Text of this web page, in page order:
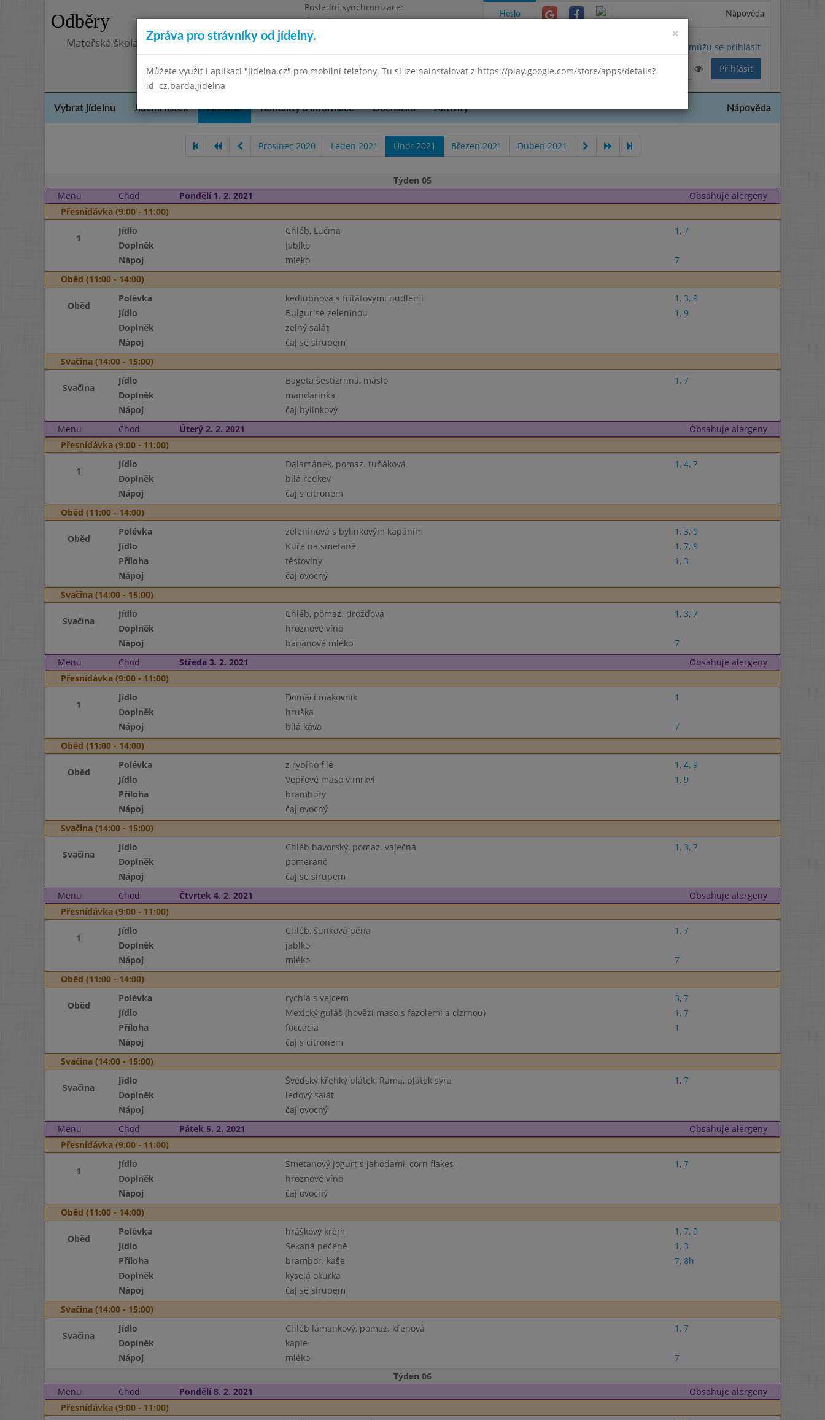
Odběry
Poslední synchronizace:
Čtvrtek 23.10.2025 10:51
Mateřská škola, Praha 5 - Hlubočepy, Hlubočepská 90, příspěvková organizace DEMO
Heslo Nápověda
Nemůžu se přihlásit
Vybrat jídelnu Jídelní lístek Historie Kontakty a informace Docházka Aktivity Nápověda
Prosinec 2020 Leden 2021 Únor 2021 Březen 2021 Duben 2021
Týden 05
Menu
Chod Pondělí 1. 2. 2021
Obsahuje alergeny
Přesnídávka (9:00 - 11:00)
1
Jídlo Chléb, Lučina 1 , 7
Doplněk
jablko
Nápoj
mléko
7
Oběd (11:00 - 14:00)
Oběd
Polévka kedlubnová s fritátovými nudlemi 1 , 3, 9
Jídlo
Bulgur se zeleninou 1 , 9
Doplněk
zelný salát
Nápoj
čaj se sirupem
Svačina (14:00 - 15:00)
Svačina
Jídlo Bageta šestizrnná, máslo 1 , 7
Doplněk
mandarinka
Nápoj
čaj bylinkový
Menu
Chod Úterý 2. 2. 2021
Obsahuje alergeny
Přesnídávka (9:00 - 11:00)
1
Jídlo Dalamánek, pomaz. tuňáková 1 , 4, 7
Doplněk
bílá ředkev
Nápoj
čaj s citronem
Oběd (11:00 - 14:00)
Oběd
Polévka zeleninová s bylinkovým kapáním 1 , 3, 9
Jídlo
Kuře na smetaně 1 , 7, 9
Příloha
těstoviny 1 , 3
Nápoj
čaj ovocný
Svačina (14:00 - 15:00)
Svačina
Jídlo Chléb, pomaz. drožďová 1 , 3, 7
Doplněk
hroznové víno
Nápoj
banánové mléko
7
Menu
Chod Středa 3. 2. 2021
Obsahuje alergeny
Přesnídávka (9:00 - 11:00)
1
Jídlo Domácí makovník
1
Doplněk
hruška
Nápoj
bílá káva
7
Oběd (11:00 - 14:00)
Oběd
Polévka z rybího filé 1 , 4, 9
Jídlo
Vepřové maso v mrkvi 1 , 9
Příloha
brambory
Nápoj
čaj ovocný
Svačina (14:00 - 15:00)
Svačina
Jídlo Chléb bavorský, pomaz. vaječná 1 , 3, 7
Doplněk
pomeranč
Nápoj
čaj se sirupem
Menu
Chod Čtvrtek 4. 2. 2021
Obsahuje alergeny
Přesnídávka (9:00 - 11:00)
1
Jídlo Chléb, šunková pěna 1 , 7
Doplněk
jablko
Nápoj
mléko
7
Oběd (11:00 - 14:00)
Oběd
Polévka rychlá s vejcem 3, 7
Jídlo
Mexický guláš (hovězí maso s fazolemi a cizrnou) 1 , 7
Příloha
foccacia
1
Nápoj
čaj s citronem
Svačina (14:00 - 15:00)
Svačina
Jídlo Švédský křehký plátek, Rama, plátek sýra 1 , 7
Doplněk
ledový salát
Nápoj
čaj ovocný
Menu
Chod Pátek 5. 2. 2021
Obsahuje alergeny
Přesnídávka (9:00 - 11:00)
1
Jídlo Smetanový jogurt s jahodami, corn flakes 1 , 7
Doplněk
hroznové víno
Nápoj
čaj ovocný
Oběd (11:00 - 14:00)
Oběd
Polévka hráškový krém 1 , 7, 9
Jídlo
Sekaná pečeně 1 , 3
Příloha
brambor. kaše 7, 8h
Doplněk
kyselá okurka
Nápoj
čaj se sirupem
Svačina (14:00 - 15:00)
Svačina
Jídlo Chléb lámankový, pomaz. křenová 1 , 7
Doplněk
kapie
Nápoj
mléko
7
Týden 06
Menu
Chod Pondělí 8. 2. 2021
Obsahuje alergeny
Přesnídávka (9:00 - 11:00)
×
Zpráva pro strávníky od jídelny.
Můžete využít i aplikaci "Jidelna.cz" pro mobilní telefony. Tu si lze nainstalovat z https://play.google.com/store/apps/details?
id=cz.barda.jidelna